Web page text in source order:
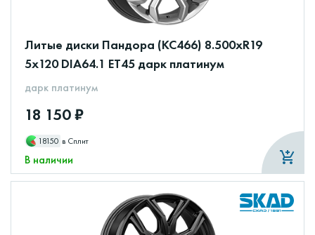
Литые диски Пандора (КС466) 8.500xR19
5x120 DIA64.1 ET45 дарк платинум
дарк платинум
18 150 ₽
18150 в Сплит
В наличии